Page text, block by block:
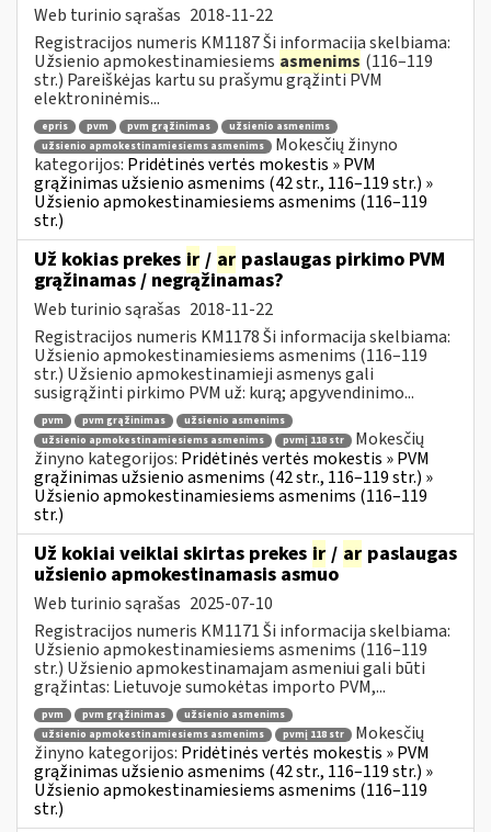
Web turinio sąrašas 2018-11-22
Registracijos numeris KM1187 Ši informacija skelbiama:
Užsienio apmokestinamiesiems asmenims (116–119
str.) Pareiškėjas kartu su prašymu grąžinti PVM
elektroninėmis...
epris pvm pvm grąžinimas
užsienio asmenims
užsienio apmokestinamiesiems asmenims
Mokesčių žinyno
kategorijos: Pridėtinės vertės mokestis » PVM
grąžinimas užsienio asmenims (42 str., 116–119 str.) »
Užsienio apmokestinamiesiems asmenims (116–119
str.)
Už kokias prekes ir / ar paslaugas pirkimo PVM
grąžinamas / negrąžinamas?
Web turinio sąrašas 2018-11-22
Registracijos numeris KM1178 Ši informacija skelbiama:
Užsienio apmokestinamiesiems asmenims (116–119
str.) Užsienio apmokestinamieji asmenys gali
susigrąžinti pirkimo PVM už: kurą; apgyvendinimo...
pvm pvm grąžinimas
užsienio asmenims
užsienio apmokestinamiesiems asmenims
pvmį 118 str
Mokesčių
žinyno kategorijos: Pridėtinės vertės mokestis » PVM
grąžinimas užsienio asmenims (42 str., 116–119 str.) »
Užsienio apmokestinamiesiems asmenims (116–119
str.)
Už kokiai veiklai skirtas prekes ir / ar paslaugas
užsienio apmokestinamasis asmuo
Web turinio sąrašas 2025-07-10
Registracijos numeris KM1171 Ši informacija skelbiama:
Užsienio apmokestinamiesiems asmenims (116–119
str.) Užsienio apmokestinamajam asmeniui gali būti
grąžintas: Lietuvoje sumokėtas importo PVM,...
pvm pvm grąžinimas
užsienio asmenims
užsienio apmokestinamiesiems asmenims
pvmį 118 str
Mokesčių
žinyno kategorijos: Pridėtinės vertės mokestis » PVM
grąžinimas užsienio asmenims (42 str., 116–119 str.) »
Užsienio apmokestinamiesiems asmenims (116–119
str.)